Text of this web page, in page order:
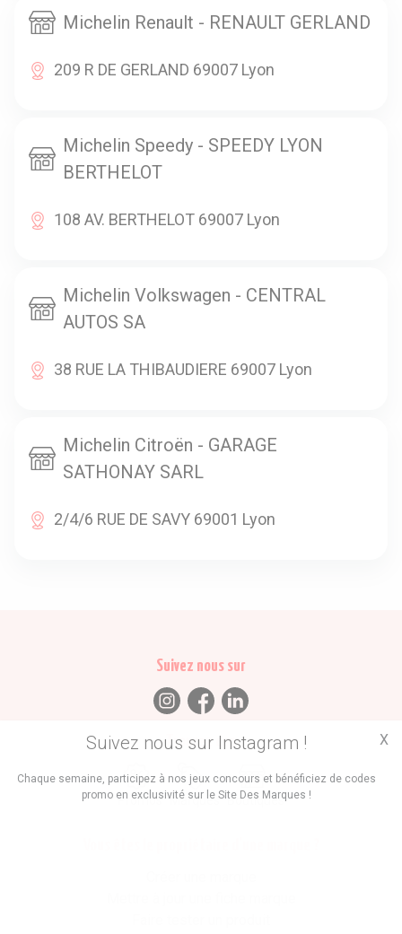
Michelin Renault - RENAULT GERLAND
209 R DE GERLAND 69007 Lyon
Michelin Speedy - SPEEDY LYON
BERTHELOT
108 AV. BERTHELOT 69007 Lyon
Michelin Volkswagen - CENTRAL
AUTOS SA
38 RUE LA THIBAUDIERE 69007 Lyon
Michelin Citroën - GARAGE
SATHONAY SARL
2/4/6 RUE DE SAVY 69001 Lyon
Suivez nous sur Instagram !
Chaque semaine, participez à nos jeux concours et bénéficiez de codes
promo en exclusivité sur le Site Des Marques !
X
Suivez nous sur
Trouvez des
Promos Marques Boutiques